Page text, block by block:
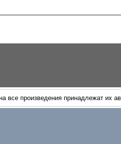
все произведения принадлежат их